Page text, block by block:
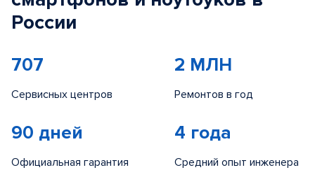
России
707
Сервисных центров
2 МЛН
Ремонтов в год
90 дней
Официальная гарантия
4 года
Средний опыт инженера